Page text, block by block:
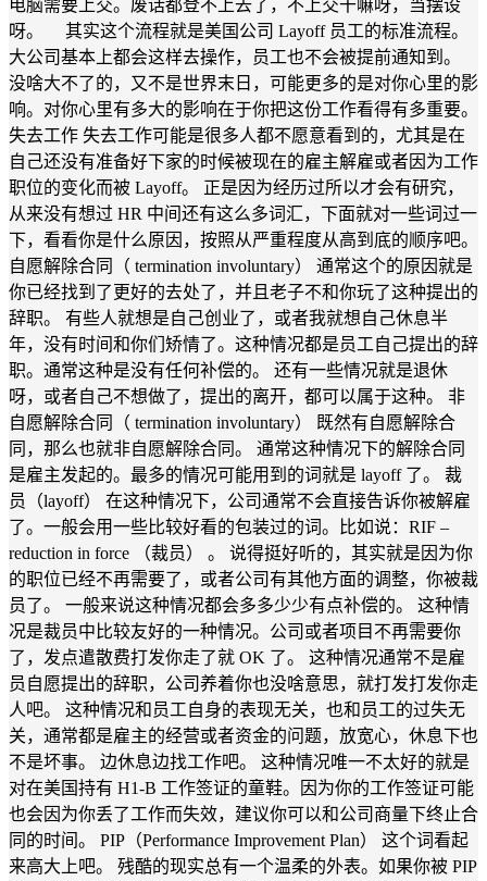
电脑需要上交。废话都登不上去了，不上交干嘛呀，当摆设
呀。 其实这个流程就是美国公司 Layoff 员工的标准流程。
大公司基本上都会这样去操作，员工也不会被提前通知到。
没啥大不了的，又不是世界末日，可能更多的是对你心里的影
响。对你心里有多大的影响在于你把这份工作看得有多重要。
失去工作 失去工作可能是很多人都不愿意看到的，尤其是在
自己还没有准备好下家的时候被现在的雇主解雇或者因为工作
职位的变化而被 Layoff。 正是因为经历过所以才会有研究，
从来没有想过 HR 中间还有这么多词汇，下面就对一些词过一
下，看看你是什么原因，按照从严重程度从高到底的顺序吧。
自愿解除合同（ termination involuntary） 通常这个的原因就是
你已经找到了更好的去处了，并且老子不和你玩了这种提出的
辞职。 有些人就想是自己创业了，或者我就想自己休息半
年，没有时间和你们矫情了。这种情况都是员工自己提出的辞
职。通常这种是没有任何补偿的。 还有一些情况就是退休
呀，或者自己不想做了，提出的离开，都可以属于这种。 非
自愿解除合同（ termination involuntary） 既然有自愿解除合
同，那么也就非自愿解除合同。 通常这种情况下的解除合同
是雇主发起的。最多的情况可能用到的词就是 layoff 了。 裁
员（layoff） 在这种情况下，公司通常不会直接告诉你被解雇
了。一般会用一些比较好看的包装过的词。比如说：RIF –
reduction in force （裁员） 。 说得挺好听的，其实就是因为你
的职位已经不再需要了，或者公司有其他方面的调整，你被裁
员了。 一般来说这种情况都会多多少少有点补偿的。 这种情
况是裁员中比较友好的一种情况。公司或者项目不再需要你
了，发点遣散费打发你走了就 OK 了。 这种情况通常不是雇
员自愿提出的辞职，公司养着你也没啥意思，就打发打发你走
人吧。 这种情况和员工自身的表现无关，也和员工的过失无
关，通常都是雇主的经营或者资金的问题，放宽心，休息下也
不是坏事。 边休息边找工作吧。 这种情况唯一不太好的就是
对在美国持有 H1-B 工作签证的童鞋。因为你的工作签证可能
也会因为你丢了工作而失效，建议你可以和公司商量下终止合
同的时间。 PIP（Performance Improvement Plan） 这个词看起
来高大上吧。 残酷的现实总有一个温柔的外表。如果你被 PIP